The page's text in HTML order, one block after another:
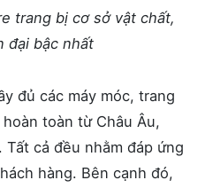
trang bị cơ sở vật chất,
đại bậc nhất
đủ các máy móc, trang
toàn từ Châu Âu,
cả đều nhằm đáp ứng
hàng. Bên cạnh đó,